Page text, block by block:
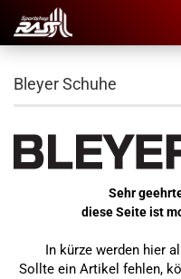
Bleyer Schuhe
Sehr
diese Seite ist
In kürze werden hier
Sollte ein Artikel fehlen,